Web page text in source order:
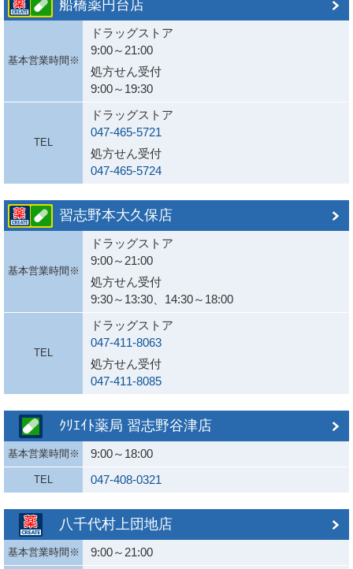
船橋薬円台店
基本営業時間※
ドラッグストア
9:00～21:00
処方せん受付
9:00～19:30
TEL
ドラッグストア
047-465-5721
処方せん受付
047-465-5724
習志野本大久保店
基本営業時間※
ドラッグストア
9:00～21:00
処方せん受付
9:30～13:30、14:30～18:00
TEL
ドラッグストア
047-411-8063
処方せん受付
047-411-8085
ｸﾘｴｲﾄ薬局 習志野谷津店
基本営業時間※ 9:00～18:00
TEL 047-408-0321
八千代村上団地店
基本営業時間※ 9:00～21:00